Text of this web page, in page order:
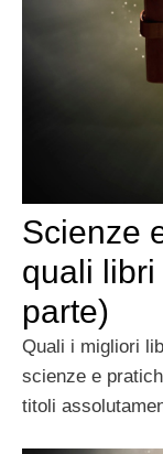
Scienze
quali
parte)
Quali i migliori
scienze e
titoli